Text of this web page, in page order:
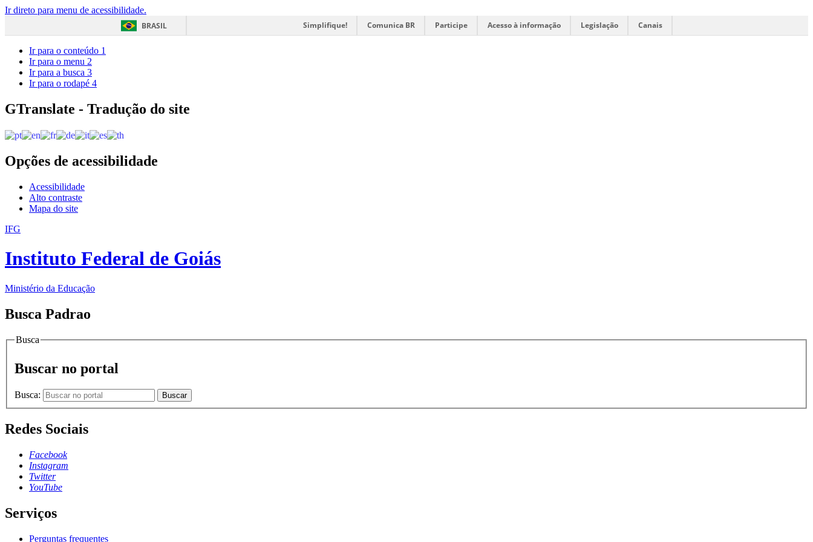
Ir direto para menu de acessibilidade.
BRASIL
Simplifique! Comunica BR Participe Acesso à informação Legislação Canais
Ir para o conteúdo 1
Ir para o menu 2
Ir para a busca 3
Ir para o rodapé 4
GTranslate - Tradução do site
Opções de acessibilidade
Acessibilidade
Alto contraste
Mapa do site
IFG
Instituto Federal de Goiás
Ministério da Educação
Busca Padrao
Busca
Buscar no portal
Busca: Buscar
Redes Sociais
Facebook
Instagram
Twitter
YouTube
Serviços
Perguntas frequentes